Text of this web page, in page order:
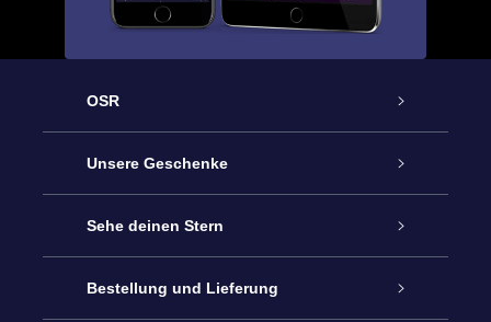
OSR
Service
Kontakt
Blog
Unsere Geschenke
Sterne schenken
OSR-Geschenkpaket
Sehe deinen Stern
Sternregister
Bestellung und Lieferung